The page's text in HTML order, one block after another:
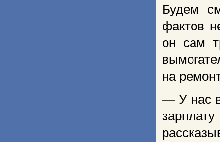
Будем
фактов
он сам
на
— У нас